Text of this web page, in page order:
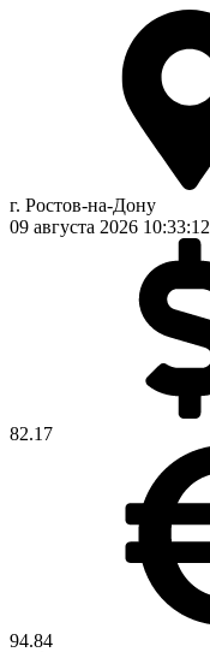
г. Ростов-на-Дону
09 августа 2026 10:33:13
82.17
94.84